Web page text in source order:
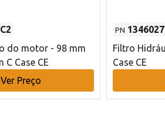
do motor - 98 mm
C Case CE
Ver Preço
PN
Filtro
Case CE